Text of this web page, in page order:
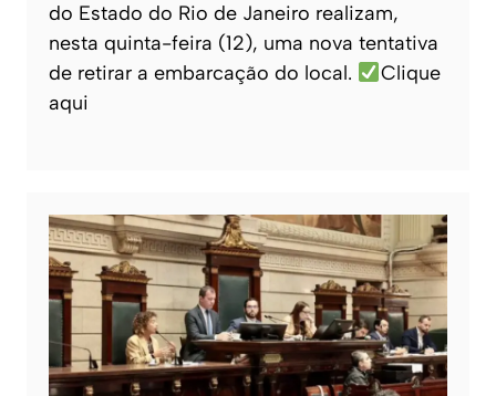
do Estado do Rio de Janeiro realizam,
nesta quinta-feira (12), uma nova tentativa
de retirar a embarcação do local.
Clique
aqui